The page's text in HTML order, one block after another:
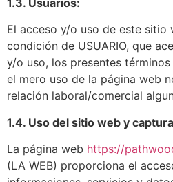
El acceso y/o uso de este sitio
condición de USUARIO, que
y/o uso, los presentes
el mero uso de la página web
relación laboral/comercial
1.4. Uso del sitio web y
La página web https://
(LA WEB) proporciona el